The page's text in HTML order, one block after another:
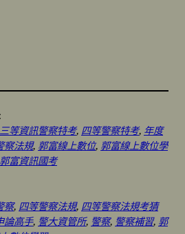
三等資訊警察特考, 四等警察特考, 年度
察法規, 郭富線上數位, 郭富線上數位學
郭富資訊國考
察, 四等警察法規, 四等警察法規考猜
論高手, 警大資管所, 警察, 警察補習, 郭